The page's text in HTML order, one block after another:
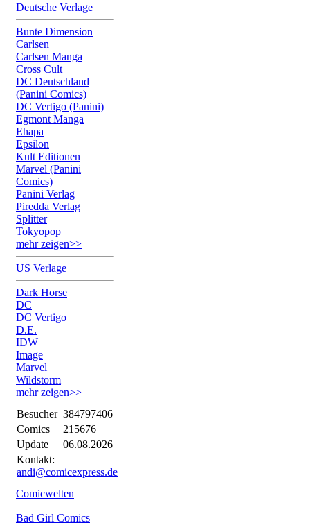
Deutsche Verlage
Bunte Dimension
Carlsen
Carlsen Manga
Cross Cult
DC Deutschland
(Panini Comics)
DC Vertigo (Panini)
Egmont Manga
Ehapa
Epsilon
Kult Editionen
Marvel (Panini
Comics)
Panini Verlag
Piredda Verlag
Splitter
Tokyopop
mehr zeigen>>
US Verlage
Dark Horse
DC
DC Vertigo
D.E.
IDW
Image
Marvel
Wildstorm
mehr zeigen>>
Besucher 384797406
Comics
215676
Update
06.08.2026
Kontakt:
andi@comicexpress.de
Comicwelten
Bad Girl Comics